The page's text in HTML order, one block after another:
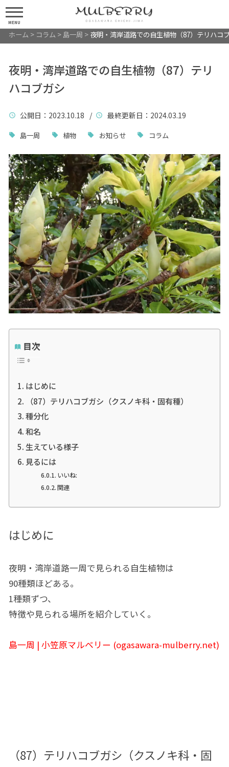
MENU
ホーム > コラム > 島一周 > 夜明・湾岸道路での自生植物（87）テリハコ
夜明・湾岸道路での自生植物（87）テリ
ハコブガシ
公開日 ：2023.10.18 / 最終更新日 ：2024.03.19
島一周 植物 お知らせ コラム
目次
はじめに
（87）テリハコブガシ（クスノキ科・固有種）
種分化
和名
生えている様子
見るには
いいね:
関連
はじめに
夜明・湾岸道路一周で見られる自生植物は
90種類ほどある。
1種類ずつ、
特徴や見られる場所を紹介していく。
島一周 | 小笠原マルベリー (ogasawara-mulberry.net)
（87）テリハコブガシ（クスノキ科・固